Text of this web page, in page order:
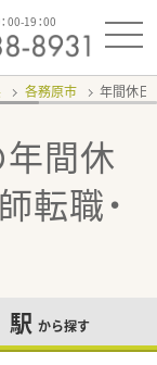
00-19：00
各務原市 年間休
年間休
転職・
駅 から探す